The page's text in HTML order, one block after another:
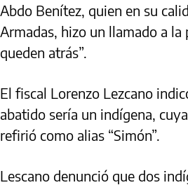
Abdo Benítez, quien en su
Armadas, hizo un llamado a la
queden atrás”.
El fiscal Lorenzo Lezcano
abatido sería un indígena,
refirió como alias “Simón”.
Lescano denunció que dos